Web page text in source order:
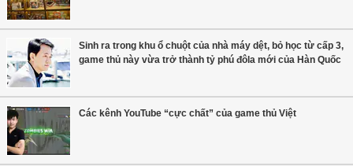
Sinh ra trong khu ổ chuột của nhà máy dệt, bỏ học từ cấp 3,
game thủ này vừa trở thành tỷ phú đôla mới của Hàn Quốc
Các kênh YouTube “cực chất” của game thủ Việt